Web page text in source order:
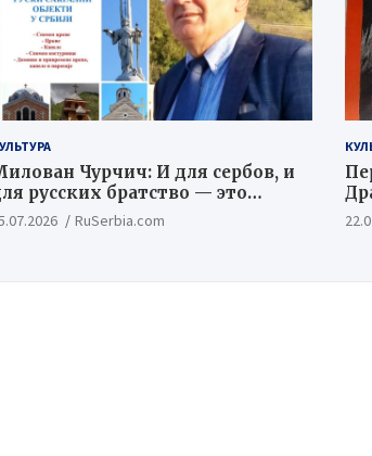
Чурчич: И для сербов, и
русских братство — это
и цивилизационный
концепт
RuSerbia.com